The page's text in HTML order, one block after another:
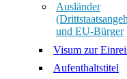
Ausländer
und EU-Bürger
Visum zur
Aufenthaltstitel